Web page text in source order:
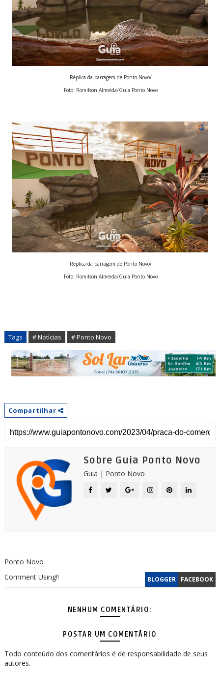
Réplica da barragem de Ponto Novo/
Foto: Romilson Almeida/Guia Ponto Novo
Réplica da barragem de Ponto Novo/
Foto: Romilson Almeida/Guia Ponto Novo
Tags # Notícias # Ponto Novo
Compartilhar
Sobre Guia Ponto Novo
Guia | Ponto Novo
Ponto Novo
BLOGGER FACEBOOK
Comment Using!!
NENHUM COMENTÁRIO:
POSTAR UM COMENTÁRIO
Todo conteúdo dos comentários é de responsabilidade de seus
autores.